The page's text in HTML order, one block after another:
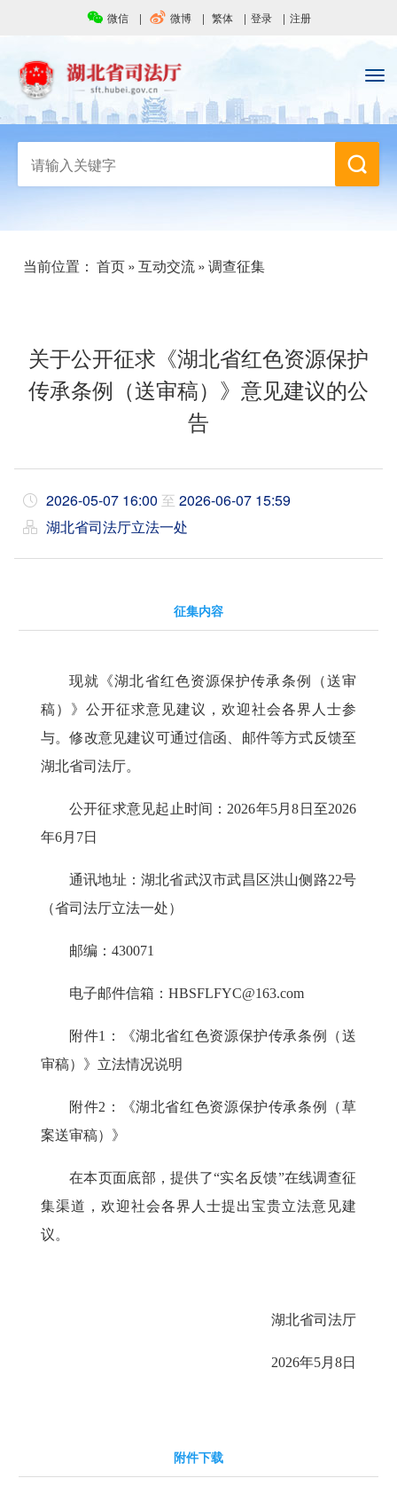
微信 微博 繁体 登录 注册
当前位置： 首页»互动交流»调查征集
关于公开征求《湖北省红色资源保护
传承条例（送审稿）》意见建议的公
告
2026-05-07 16:00 至 2026-06-07 15:59
湖北省司法厅立法一处
征集内容
现就《湖北省红色资源保护传承条例（送审
稿）》公开征求意见建议，欢迎社会各界 人士参
与。修改意见建议可通过信函、邮件等方式反馈至
湖北省司法厅。
公开征求意见起止时间： 2026年5月8 日 至2026
年6月 7日
通讯地址：湖北省武汉市武昌区洪山侧路22号
（省司法厅立法一处）
邮编： 430071
电子邮件信箱： HBSFLFYC@163.com
附件1：
《湖北省红色资源保护传承条例（送
审稿）》立法情况说明
附件2： 《湖北省红色资源保护传承条例
（草
案送审稿） 》
在本页面底部，提供了“实名反馈”在线调查征
集渠道，欢迎社会各界人士提出宝贵立法意见建
议。
湖北省司法厅
2026年5月 8日
附件下载